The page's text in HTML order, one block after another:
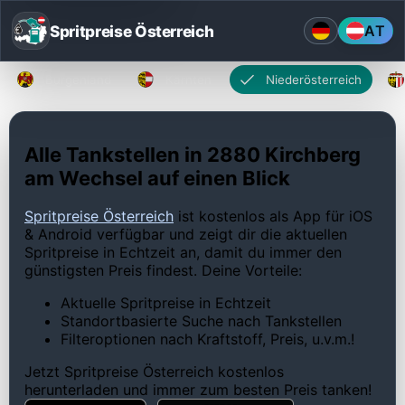
Spritpreise Österreich AT
Niederösterreich
Alle Tankstellen in 2880 Kirchberg
am Wechsel auf einen Blick
Spritpreise Österreich ist kostenlos als App für iOS
& Android verfügbar und zeigt dir die aktuellen
Spritpreise in Echtzeit an, damit du immer den
günstigsten Preis findest. Deine Vorteile:
Aktuelle Spritpreise in Echtzeit
Standortbasierte Suche nach Tankstellen
Filteroptionen nach Kraftstoff, Preis, u.v.m.!
Jetzt Spritpreise Österreich kostenlos
herunterladen und immer zum besten Preis tanken!